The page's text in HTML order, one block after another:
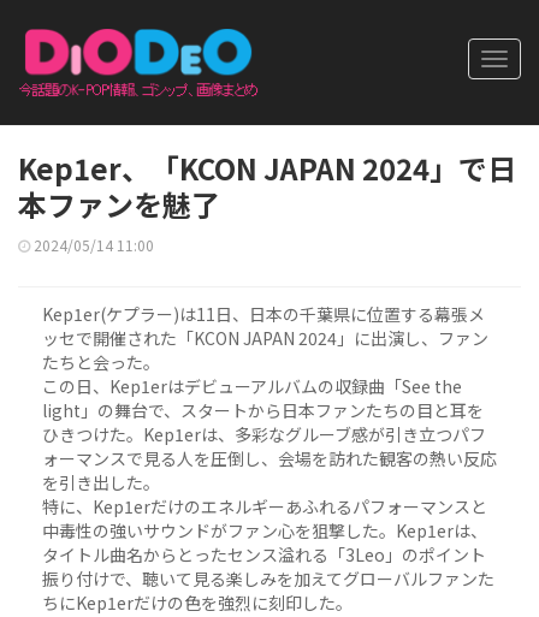
Kep1er、「KCON JAPAN 2024」で日
本ファンを魅了
2024/05/14 11:00
Kep1er(ケプラー)は11日、日本の千葉県に位置する幕張メ
ッセで開催された「KCON JAPAN 2024」に出演し、ファン
たちと会った。
この日、Kep1erはデビューアルバムの収録曲「See the
light」の舞台で、スタートから日本ファンたちの目と耳を
ひきつけた。Kep1erは、多彩なグルーブ感が引き立つパフ
ォーマンスで見る人を圧倒し、会場を訪れた観客の熱い反応
を引き出した。
特に、Kep1erだけのエネルギーあふれるパフォーマンスと
中毒性の強いサウンドがファン心を狙撃した。Kep1erは、
タイトル曲名からとったセンス溢れる「3Leo」のポイント
振り付けで、聴いて見る楽しみを加えてグローバルファンた
ちにKep1erだけの色を強烈に刻印した。